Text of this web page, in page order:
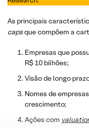
As principais
capsque compõem a
Empresas que
R$ 10 bilhões;
Visão de longo
Nomes de
crescimento;
Ações com